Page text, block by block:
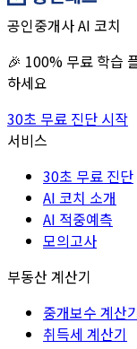
공인중개사 AI 코치
🎉 100% 무료 학습
하세요
30초 무료 진단 시작
서비스
30초 무료 진단
AI 코치 소개
AI 적중예측
모의고사
부동산 계산기
중개보수 계산
취득세 계산기